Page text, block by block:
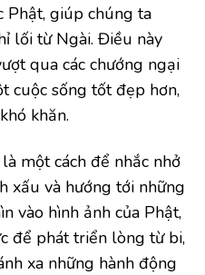
Phật, giúp chúng ta
lối từ Ngài. Điều này
qua các chướng ngại
cuộc sống tốt đẹp hơn,
khăn.
một cách để nhắc nhở
xấu và hướng tới những
vào hình ảnh của Phật,
để phát triển lòng từ bi,
xa những hành động